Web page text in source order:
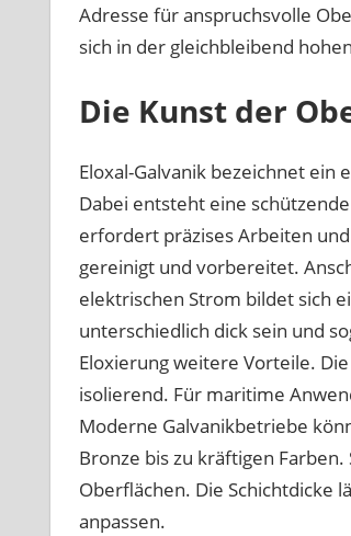
Adresse für anspruchsvolle
sich in der gleichbleibend
Die Kunst der
Eloxal-Galvanik bezeichnet
Dabei entsteht eine
erfordert präzises Arbeiten
gereinigt und vorbereitet.
elektrischen Strom bildet sich
unterschiedlich dick sein und
Eloxierung weitere Vorteile.
isolierend. Für maritime
Moderne Galvanikbetriebe
Bronze bis zu kräftigen
Oberflächen. Die Schichtdicke
anpassen.